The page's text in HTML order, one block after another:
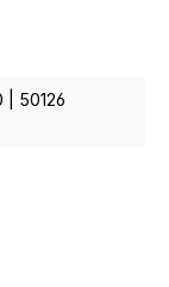
| 50126